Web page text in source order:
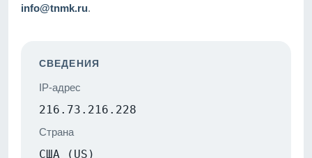
info@tnmk.ru.
СВЕДЕНИЯ
IP-адрес
216.73.216.228
Страна
США (US)